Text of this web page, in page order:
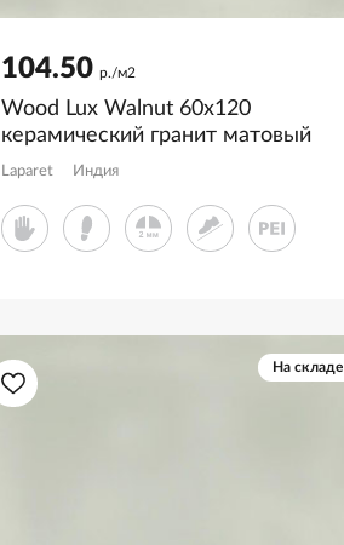
104.50 р./м2
Wood Lux Walnut 60x120
керамический гранит матовый
карвинг
Laparet Индия
На складе